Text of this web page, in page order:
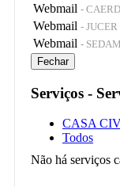
Webmail - CAERD
Webmail - JUCER
Webmail - SEDAM
Fechar
Serviços -
CASA
Todos
Não há serviços